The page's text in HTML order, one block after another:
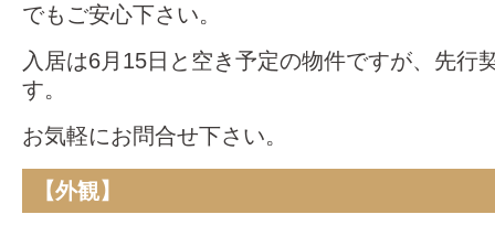
でもご安心下さい。
入居は6月15日と空き予定の物件ですが、先行
す。
お気軽にお問合せ下さい。
【外観】